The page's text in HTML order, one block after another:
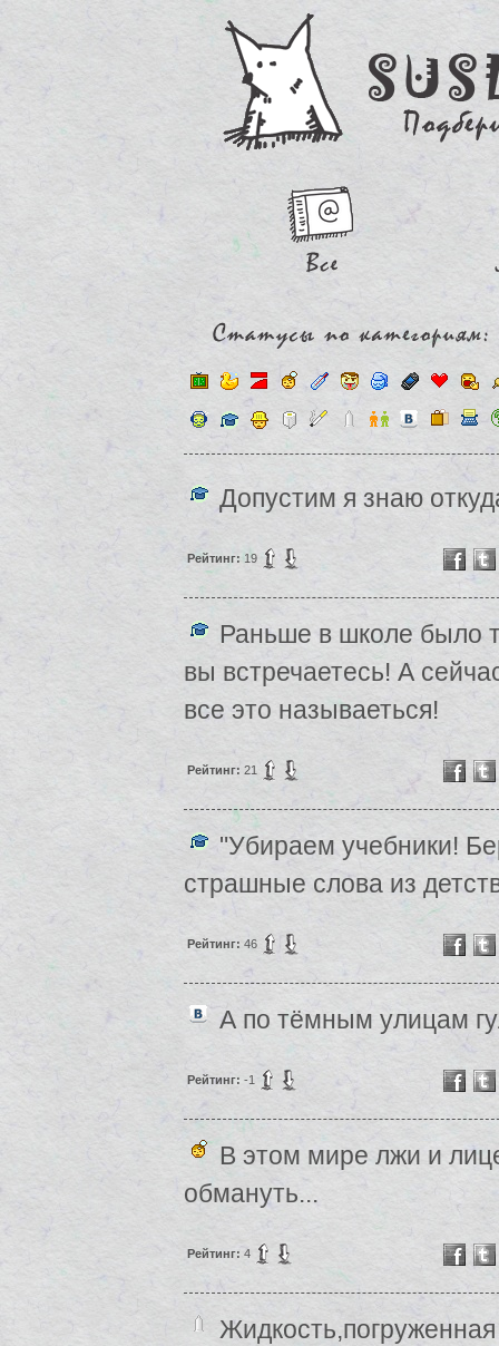
Допустим я знаю
Рейтинг: 19
Раньше в школе было
вы встречаетесь! А
все это называеться!
Рейтинг: 21
"Убираем учебники!
страшные слова из
Рейтинг: 46
А по тёмным улицам
Рейтинг: -1
В этом мире лжи и
обмануть...
Рейтинг: 4